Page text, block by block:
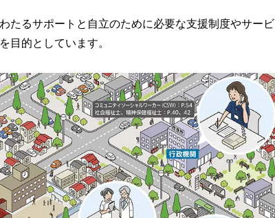
み
中
で
す
たるサポートと自立のために必要な支援制度やサービ
目的としています。